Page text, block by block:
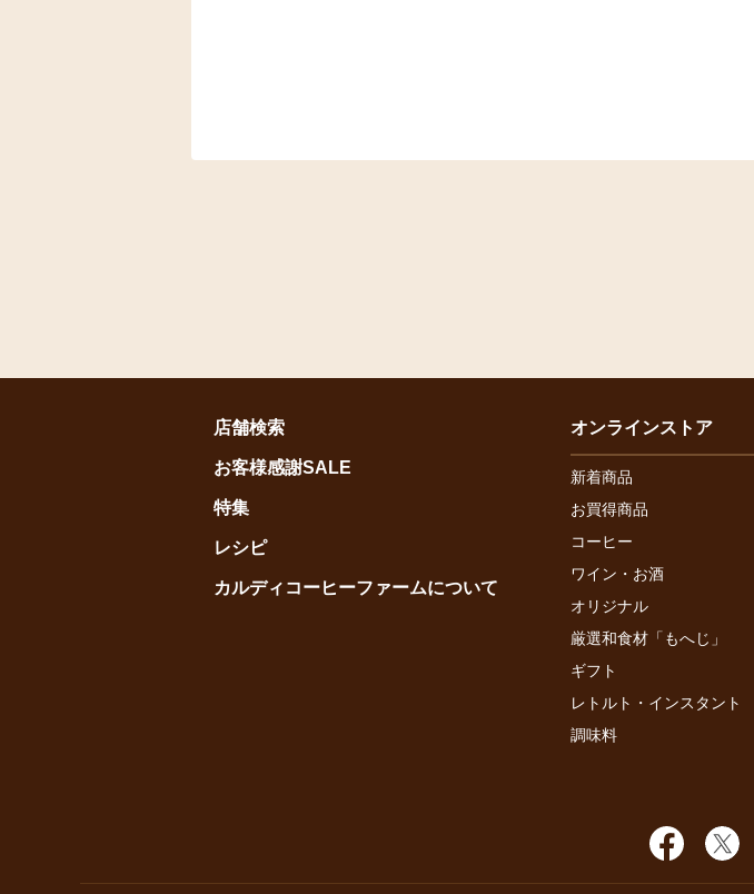
店舗検索
お客様感謝SALE
特集
レシピ
カルディコーヒーファームについて
オンラインストア
新着商品
お買得商品
コーヒー
ワイン・お酒
オリジナル
厳選和食材「もへじ」
ギフト
レトルト・インスタント
調味料